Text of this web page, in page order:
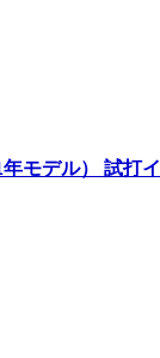
モデル） 試打イ